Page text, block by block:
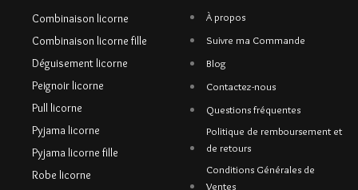
Combinaison licorne
Combinaison licorne fille
Déguisement licorne
Peignoir licorne
Pull licorne
Pyjama licorne
Pyjama licorne fille
Robe licorne
À propos
Suivre ma Commande
Blog
Contactez-nous
Questions fréquentes
Politique de remboursement et
de retours
Conditions Générales de
Ventes